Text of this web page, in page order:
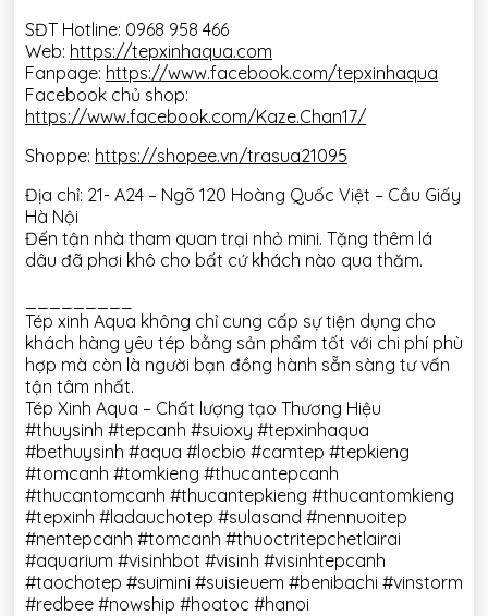
SĐT Hotline: 0968 958 466
Web: https://tepxinhaqua.com
Fanpage: https://www.facebook.com/tepxinhaqua
Facebook chủ shop:
https://www.facebook.com/Kaze.Chan17/
Shoppe: https://shopee.vn/trasua21095
Địa chỉ: 21- A24 – Ngõ 120 Hoàng Quốc Việt – Cầu Giấy
Hà Nội
Đến tận nhà tham quan trại nhỏ mini. Tặng thêm lá
dâu đã phơi khô cho bất cứ khách nào qua thăm.
Tép xinh Aqua không chỉ cung cấp sự tiện dụng cho
khách hàng yêu tép bằng sản phẩm tốt với chi phí phù
hợp mà còn là người bạn đồng hành sẵn sàng tư vấn
tận tâm nhất.
Tép Xinh Aqua – Chất lượng tạo Thương Hiệu
#thuysinh #tepcanh #suioxy #tepxinhaqua
#bethuysinh #aqua #locbio #camtep #tepkieng
#tomcanh #tomkieng #thucantepcanh
#thucantomcanh #thucantepkieng #thucantomkieng
#tepxinh #ladauchotep #sulasand #nennuoitep
#nentepcanh #tomcanh #thuoctritepchetlairai
#aquarium #visinhbot #visinh #visinhtepcanh
#taochotep #suimini #suisieuem #benibachi #vinstorm
#redbee #nowship #hoatoc #hanoi